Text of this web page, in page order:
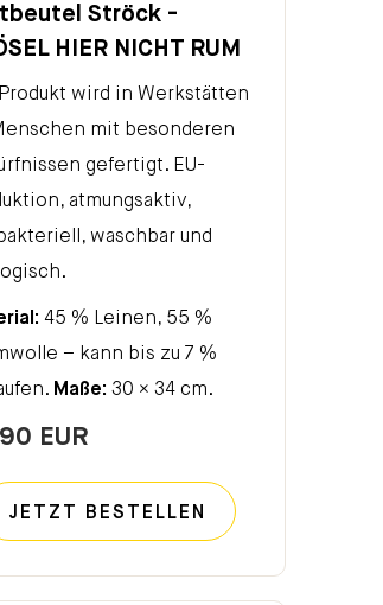
Ströck -
HIER NICHT RUM
Produkt wird in Werkstätten
mit besonderen
gefertigt. EU-
atmungsaktiv,
waschbar und
45 % Leinen, 55 %
– kann bis zu 7 %
Maße: 30 × 34 cm.
EUR
JETZT BESTELLEN